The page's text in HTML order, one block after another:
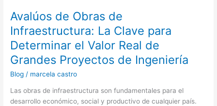
Avalúos de Obras de
Infraestructura: La Clave para
Determinar el Valor Real de
Grandes Proyectos de Ingeniería
Blog / marcela castro
Las obras de infraestructura son fundamentales para el
desarrollo económico, social y productivo de cualquier país.
Grandes
Proyectos
de
Ingeniería